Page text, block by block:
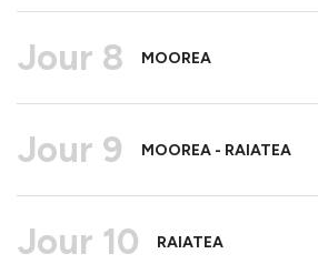
Jour 8 MOOREA
Jour 9 MOOREA - RAIATEA
Jour 10 RAIATEA